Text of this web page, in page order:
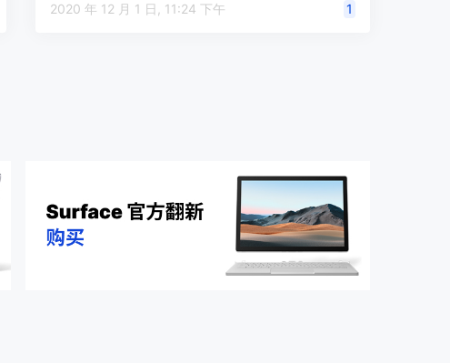
2020 年 12 月 1 日, 11:24 下午 1